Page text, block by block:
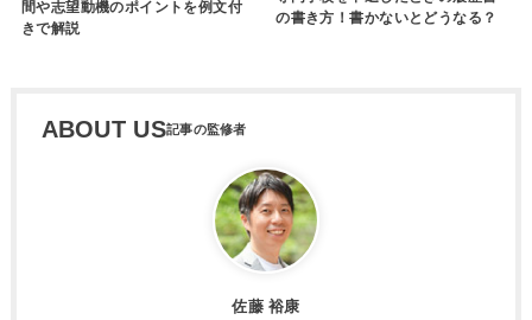
間や志望動機のポイントを例文付
きで解説
の書き方！書かないとどうなる？
ABOUT US
佐藤 裕康